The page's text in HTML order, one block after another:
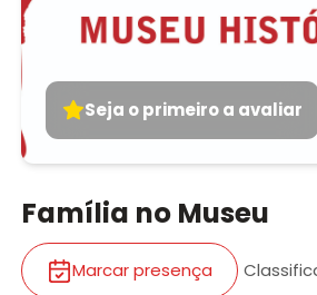
Seja o primeiro a avaliar
Família no Museu
Marcar presença